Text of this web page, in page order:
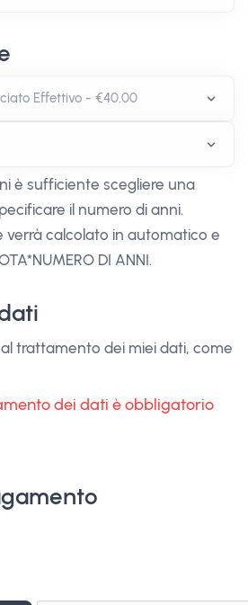
è sufficiente scegliere una
il numero di anni.
verrà calcolato in automatico e
DI ANNI.
trattamento dei miei dati, come
dei dati è obbligatorio